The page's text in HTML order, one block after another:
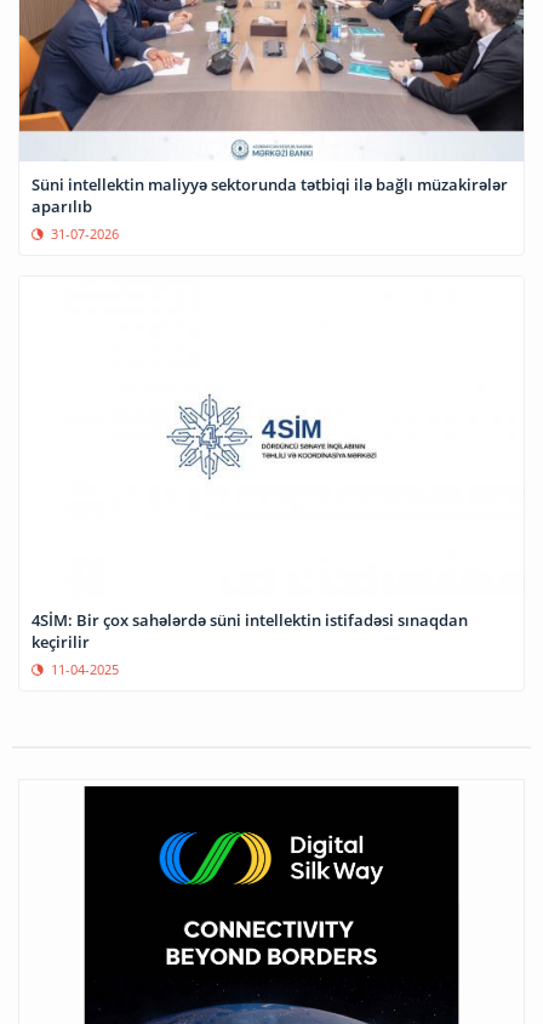
Süni intellektin maliyyə sektorunda tətbiqi ilə bağlı müzakirələr
aparılıb
31-07-2026
4SİM: Bir çox sahələrdə süni intellektin istifadəsi sınaqdan
keçirilir
11-04-2025